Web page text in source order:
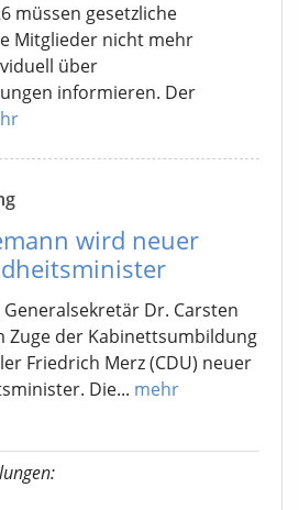
müssen gesetzliche
Mitglieder nicht mehr
über
informieren. Der
wird neuer
Dr. Carsten
Zuge der Kabinettsumbildung
Friedrich Merz (CDU) neuer
Die... mehr